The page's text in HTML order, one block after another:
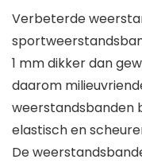
Verbeterde
1 mm dikker dan
daarom
weerstandsbanden
elastisch en
De